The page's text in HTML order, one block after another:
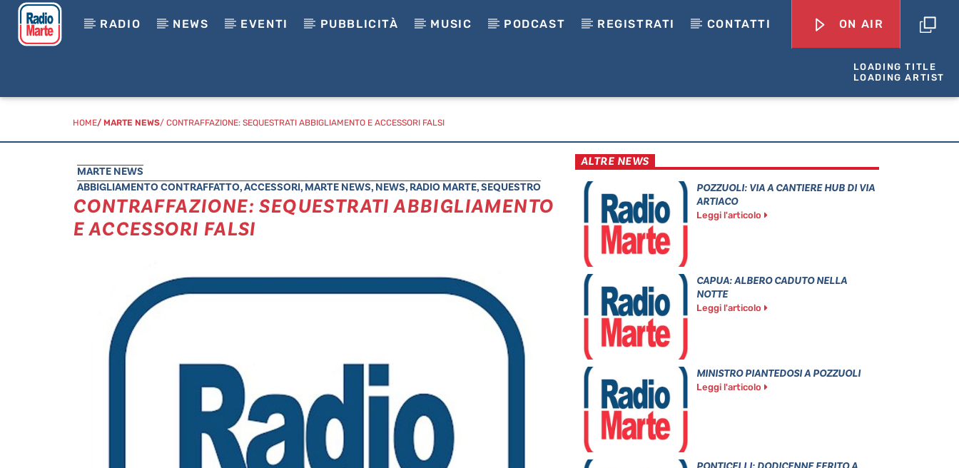
RADIO NEWS EVENTI PUBBLICITÀ MUSIC PODCAST REGISTRATI CONTATTI ON AIR
LOADING TITLE
LOADING ARTIST
HOME/ MARTE NEWS/ CONTRAFFAZIONE: SEQUESTRATI ABBIGLIAMENTO E ACCESSORI FALSI
MARTE NEWS
ABBIGLIAMENTO CONTRAFFATTO,ACCESSORI, MARTE NEWS, NEWS, RADIO MARTE,SEQUESTRO
CONTRAFFAZIONE: SEQUESTRATI ABBIGLIAMENTO
E ACCESSORI FALSI
ALTRE NEWS
POZZUOLI: VIA A CANTIERE HUB DI VIA
ARTIACO
Leggi l'articolo
CAPUA: ALBERO CADUTO NELLA
NOTTE
Leggi l'articolo
MINISTRO PIANTEDOSI A POZZUOLI
Leggi l'articolo